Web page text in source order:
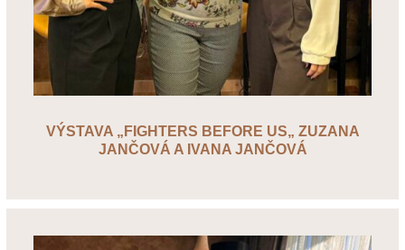
VÝSTAVA „FIGHTERS BEFORE US„ ZUZANA
JANČOVÁ A IVANA JANČOVÁ